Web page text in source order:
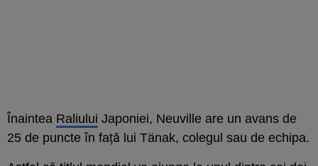
Înaintea Raliului Japoniei, Neuville are un avans de
25 de puncte în față lui Tänak, colegul sau de echipa.